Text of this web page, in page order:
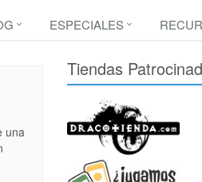
ESPECIALES
una
Tiendas